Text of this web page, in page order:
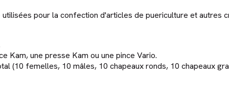
pour la confection d'articles de puericulture et autres
Kam, une presse Kam ou une pince Vario.
(10 femelles, 10 mâles, 10 chapeaux ronds, 10 chapeaux